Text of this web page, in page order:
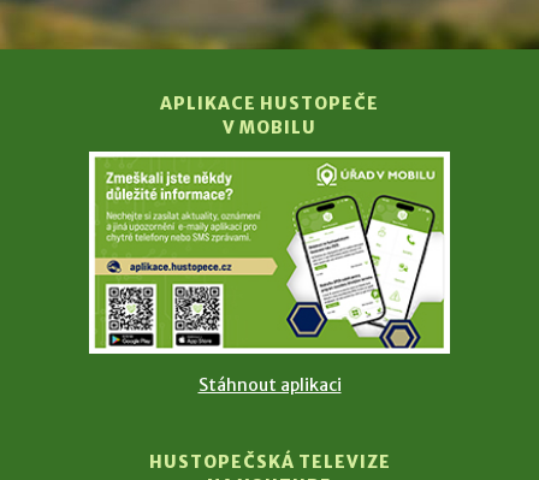
APLIKACE HUSTOPEČE
V MOBILU
Stáhnout aplikaci
HUSTOPEČSKÁ TELEVIZE